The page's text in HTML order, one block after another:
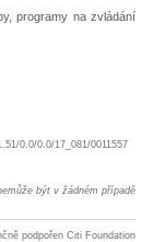
programy na zvládání
0.0/0.0/17_081/0011557
být v žádném případě
podpořen Citi Foundation